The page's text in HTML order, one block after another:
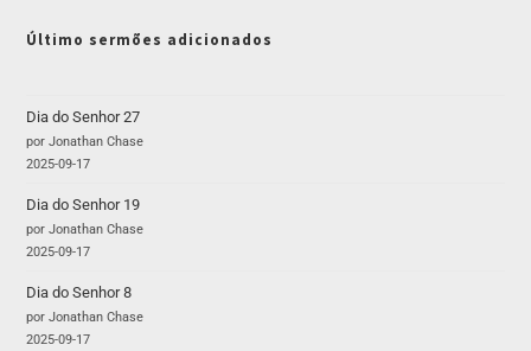
Último sermões adicionados
Dia do Senhor 27
por Jonathan Chase
2025-09-17
Dia do Senhor 19
por Jonathan Chase
2025-09-17
Dia do Senhor 8
por Jonathan Chase
2025-09-17